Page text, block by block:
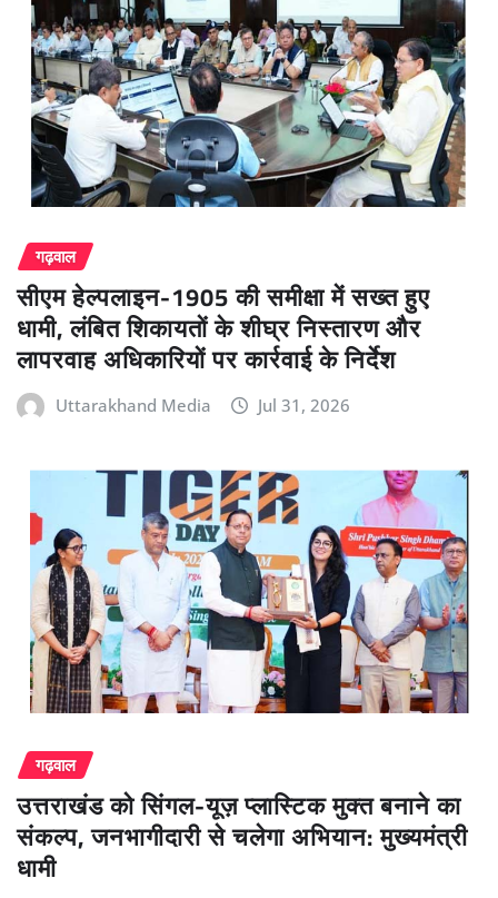
गढ़वाल
सीएम हेल्पलाइन-1905 की समीक्षा में सख्त हुए
धामी, लंबित शिकायतों के शीघ्र निस्तारण और
लापरवाह अधिकारियों पर कार्रवाई के निर्देश
Uttarakhand Media Jul 31, 2026
गढ़वाल
उत्तराखंड को सिंगल-यूज़ प्लास्टिक मुक्त बनाने का
संकल्प, जनभागीदारी से चलेगा अभियान: मुख्यमंत्री
धामी